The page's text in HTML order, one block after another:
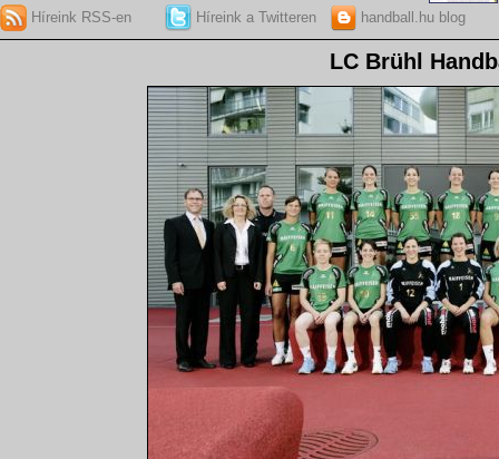
Híreink RSS-en Híreink a Twitteren handball.hu blog
LC Brühl